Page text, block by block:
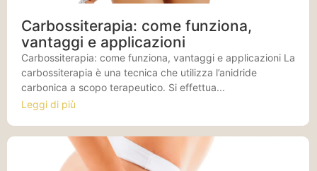
Carbossiterapia: come funziona,
vantaggi e applicazioni
Carbossiterapia: come funziona, vantaggi e applicazioni La
carbossiterapia è una tecnica che utilizza l’anidride
carbonica a scopo terapeutico. Si effettua...
Leggi di più